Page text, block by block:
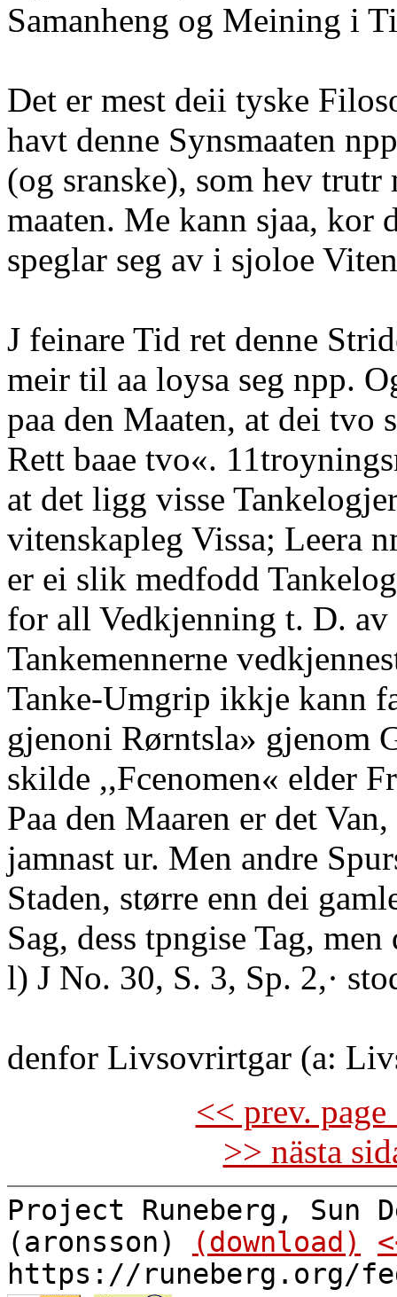
Samanheng og Meining i
Det er mest deii tyske
havt denne Synsmaaten
(og sranske), som hev
maaten. Me kann sjaa,
speglar seg av i sjoloe
J feinare Tid ret denne
meir til aa loysa seg npp.
paa den Maaten, at dei tvo
Rett baae tvo«.
at det ligg visse
vitenskapleg Vissa; Leera
er ei slik medfodd
for all Vedkjenning t. D.
Tankemennerne
Tanke-Umgrip ikkje kann
gjenoni Rørntsla» gjenom
skilde ,,Fcenomen« elder
Paa den Maaren er det
jamnast ur. Men andre
Staden, større enn dei
Sag, dess tpngise Tag,
l) J No. 30, S. 3, Sp. 2,·
denfor Livsovrirtgar (a:
<< prev.
>> nästa
Project Runeberg, Sun
(aronsson)
(download)
https://runeberg.org/